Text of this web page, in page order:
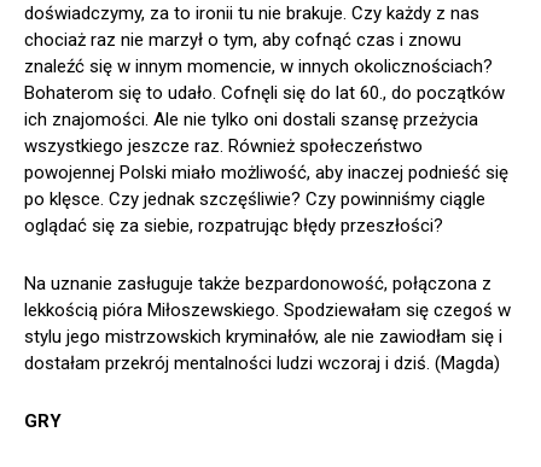
doświadczymy, za to ironii tu nie brakuje. Czy każdy z nas
chociaż raz nie marzył o tym, aby cofnąć czas i znowu
znaleźć się w innym momencie, w innych okolicznościach?
Bohaterom się to udało. Cofnęli się do lat 60., do początków
ich znajomości. Ale nie tylko oni dostali szansę przeżycia
wszystkiego jeszcze raz. Również społeczeństwo
powojennej Polski miało możliwość, aby inaczej podnieść się
po klęsce. Czy jednak szczęśliwie? Czy powinniśmy ciągle
oglądać się za siebie, rozpatrując błędy przeszłości?
Na uznanie zasługuje także bezpardonowość, połączona z
lekkością pióra Miłoszewskiego. Spodziewałam się czegoś w
stylu jego mistrzowskich kryminałów, ale nie zawiodłam się i
dostałam przekrój mentalności ludzi wczoraj i dziś. (Magda)
GRY